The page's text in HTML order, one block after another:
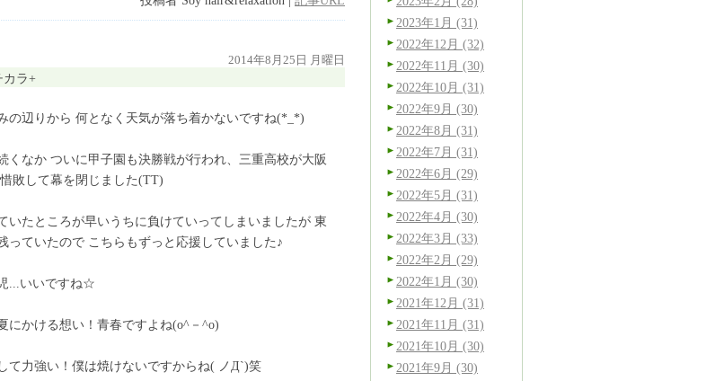
2014年8月25日 月曜日
カラ+
の辺りから 何となく天気が落ち着かないですね(*_*)
くなか ついに甲子園も決勝戦が行われ、三重高校が大阪
敗して幕を閉じました(TT)
いたところが早いうちに負けていってしまいましたが 東
っていたので こちらもずっと応援していました♪
...いいですね☆
にかける想い！青春ですよね(o^－^o)
て力強い！僕は焼けないですからね( ノД`)笑
2023年1月 (31)
2022年12月 (32)
2022年11月 (30)
2022年10月 (31)
2022年9月 (30)
2022年8月 (31)
2022年7月 (31)
2022年6月 (29)
2022年5月 (31)
2022年4月 (30)
2022年3月 (33)
2022年2月 (29)
2022年1月 (30)
2021年12月 (31)
2021年11月 (31)
2021年10月 (30)
2021年9月 (30)